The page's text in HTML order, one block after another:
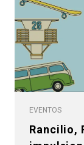
EVENTOS
Rancilio,